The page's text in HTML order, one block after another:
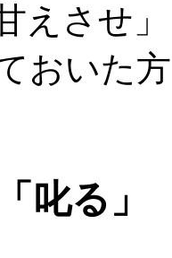
えさせ
おいた
叱る」